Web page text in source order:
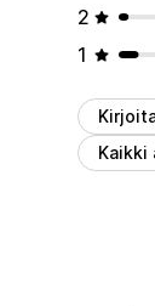
2
1
Kaikki